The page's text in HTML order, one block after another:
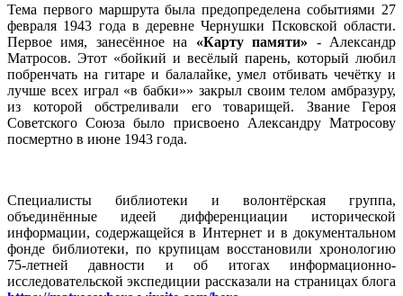
Тема первого маршрута была предопределена событиями 27
февраля 1943 года в деревне Чернушки Псковской области.
Первое имя, занесённое на «Карту памяти» - Александр
Матросов. Этот «бойкий и весёлый парень, который любил
побренчать на гитаре и балалайке, умел отбивать чечётку и
лучше всех играл «в бабки»» закрыл своим телом амбразуру,
из которой обстреливали его товарищей. Звание Героя
Советского Союза было присвоено Александру Матросову
посмертно в июне 1943 года.
Специалисты библиотеки и волонтёрская группа,
объединённые идеей дифференциации исторической
информации, содержащейся в Интернет и в документальном
фонде библиотеки, по крупицам восстановили хронологию
75-летней давности и об итогах информационно-
исследовательской экспедиции рассказали на страницах блога